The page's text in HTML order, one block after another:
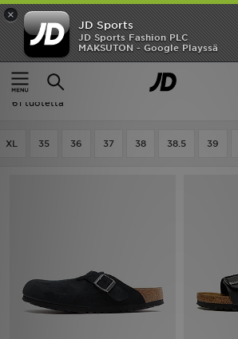
×
JD Sports
JD Sports Fashion PLC
MAKSUTON - Google Playssä
Etusivu
Naiset
Naiset - Outdoor
61 tuotetta
XL 35 36 37 38 38.5 39
Etusivu
ALE
Uutuudet
Tuotemerkit